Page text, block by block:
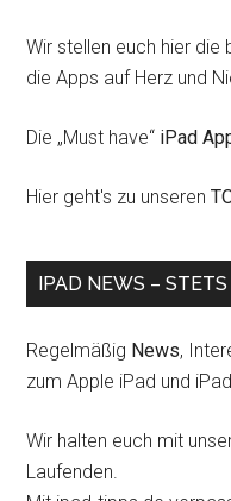
Wir stellen euch hier
die Apps auf Herz und
Die „Must have“ iPad
Hier geht's zu unseren
IPAD NEWS –
Regelmäßig News,
zum Apple iPad und
Wir halten euch mit
Laufenden.